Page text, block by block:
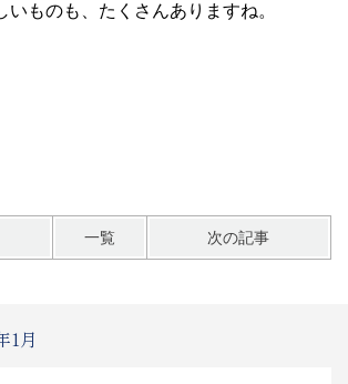
いものも、たくさんありますね。
一覧 次の記事
1月